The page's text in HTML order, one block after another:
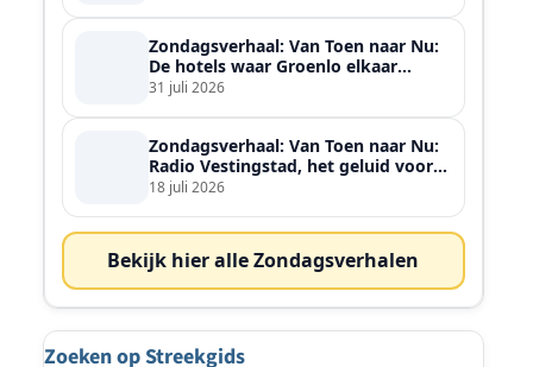
Zondagsverhaal: Van Toen naar Nu:
De hotels waar Groenlo elkaar
ontmoette
31 juli 2026
Zondagsverhaal: Van Toen naar Nu:
Radio Vestingstad, het geluid voor
heel de streek
18 juli 2026
Bekijk hier alle Zondagsverhalen
Zoeken op Streekgids